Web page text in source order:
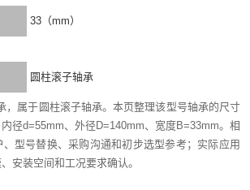
33（mm）
圆柱滚子轴承
，属于圆柱滚子轴承。本页整理该型号轴承的尺寸
径d=55mm、外径D=140mm、宽度B=33mm。相
型号替换、采购沟通和初步选型参考；实际应用
安装空间和工况要求确认。